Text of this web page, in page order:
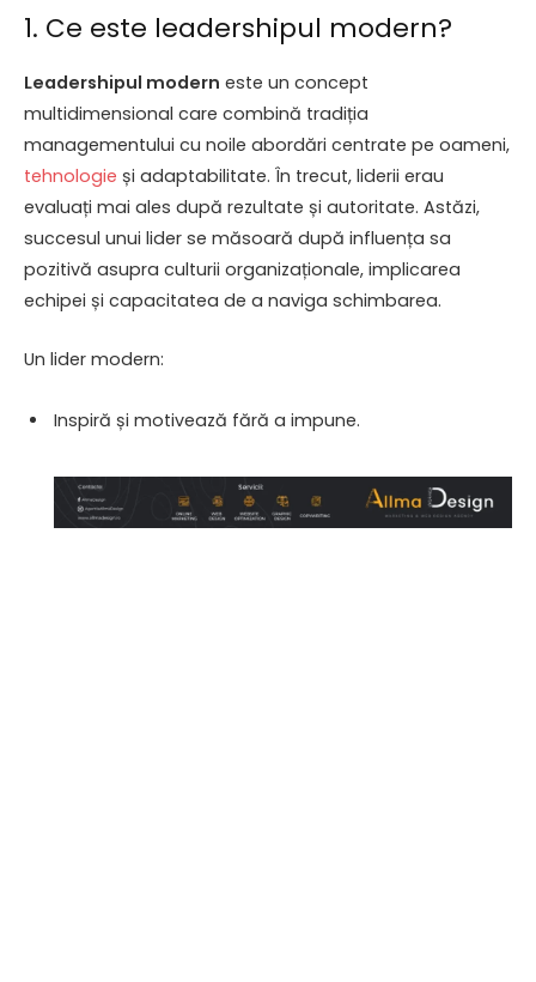
1. Ce este leadershipul modern?
Leadershipul modern este un concept
multidimensional care combină tradiția
managementului cu noile abordări centrate pe oameni,
tehnologie și adaptabilitate. În trecut, liderii erau
evaluați mai ales după rezultate și autoritate. Astăzi,
succesul unui lider se măsoară după influența sa
pozitivă asupra culturii organizaționale, implicarea
echipei și capacitatea de a naviga schimbarea.
Un lider modern:
Inspiră și motivează fără a impune.